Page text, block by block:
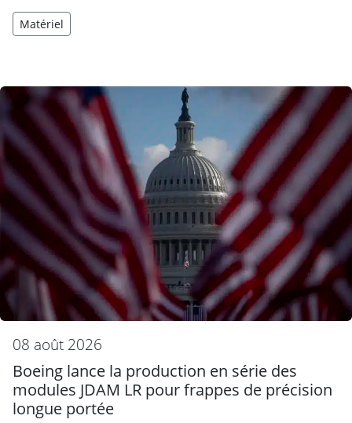
Matériel
08 août 2026
Boeing lance la production en série des
modules JDAM LR pour frappes de précision
longue portée